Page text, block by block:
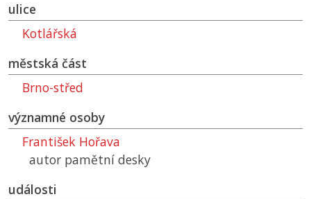
ulice
Kotlářská
městská část
Brno-střed
významné osoby
František Hořava
autor pamětní desky
události